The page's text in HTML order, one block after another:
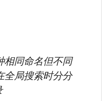
相同命名但不同
全局搜索时分分